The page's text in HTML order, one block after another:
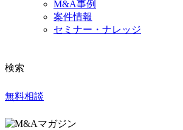
M&A事例
案件情報
セミナー・ナレッジ
検索
無料相談